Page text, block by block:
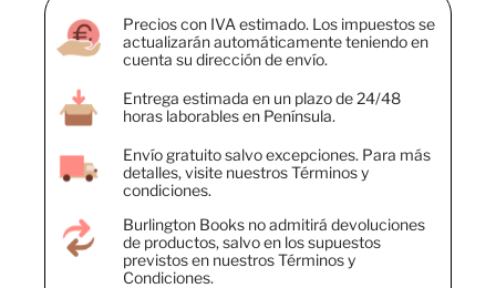
Precios con IVA estimado. Los impuestos se
actualizarán automáticamente teniendo en
cuenta su dirección de envío.
Entrega estimada en un plazo de 24/48
horas laborables en Península.
Envío gratuito salvo excepciones. Para más
detalles, visite nuestros Términos y
condiciones.
Burlington Books no admitirá devoluciones
de productos, salvo en los supuestos
previstos en nuestros Términos y
Condiciones.